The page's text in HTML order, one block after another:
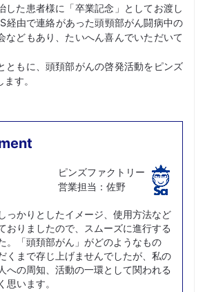
した患者様に「卒業記念」としてお渡し
経由で連絡があった頭頸部がん闘病中の
などもあり、たいへん喜んでいただいて
ともに、頭頚部がんの啓発活動をピンズ
す。
ピンズファクトリー
営業担当：佐野
っかりとしたイメージ、使用方法など
おりましたので、スムーズに進行する
。「頭頚部がん」がどのようなもの
くまで存じ上げませんでしたが、私の
への周知、活動の一環として関われる
思います。